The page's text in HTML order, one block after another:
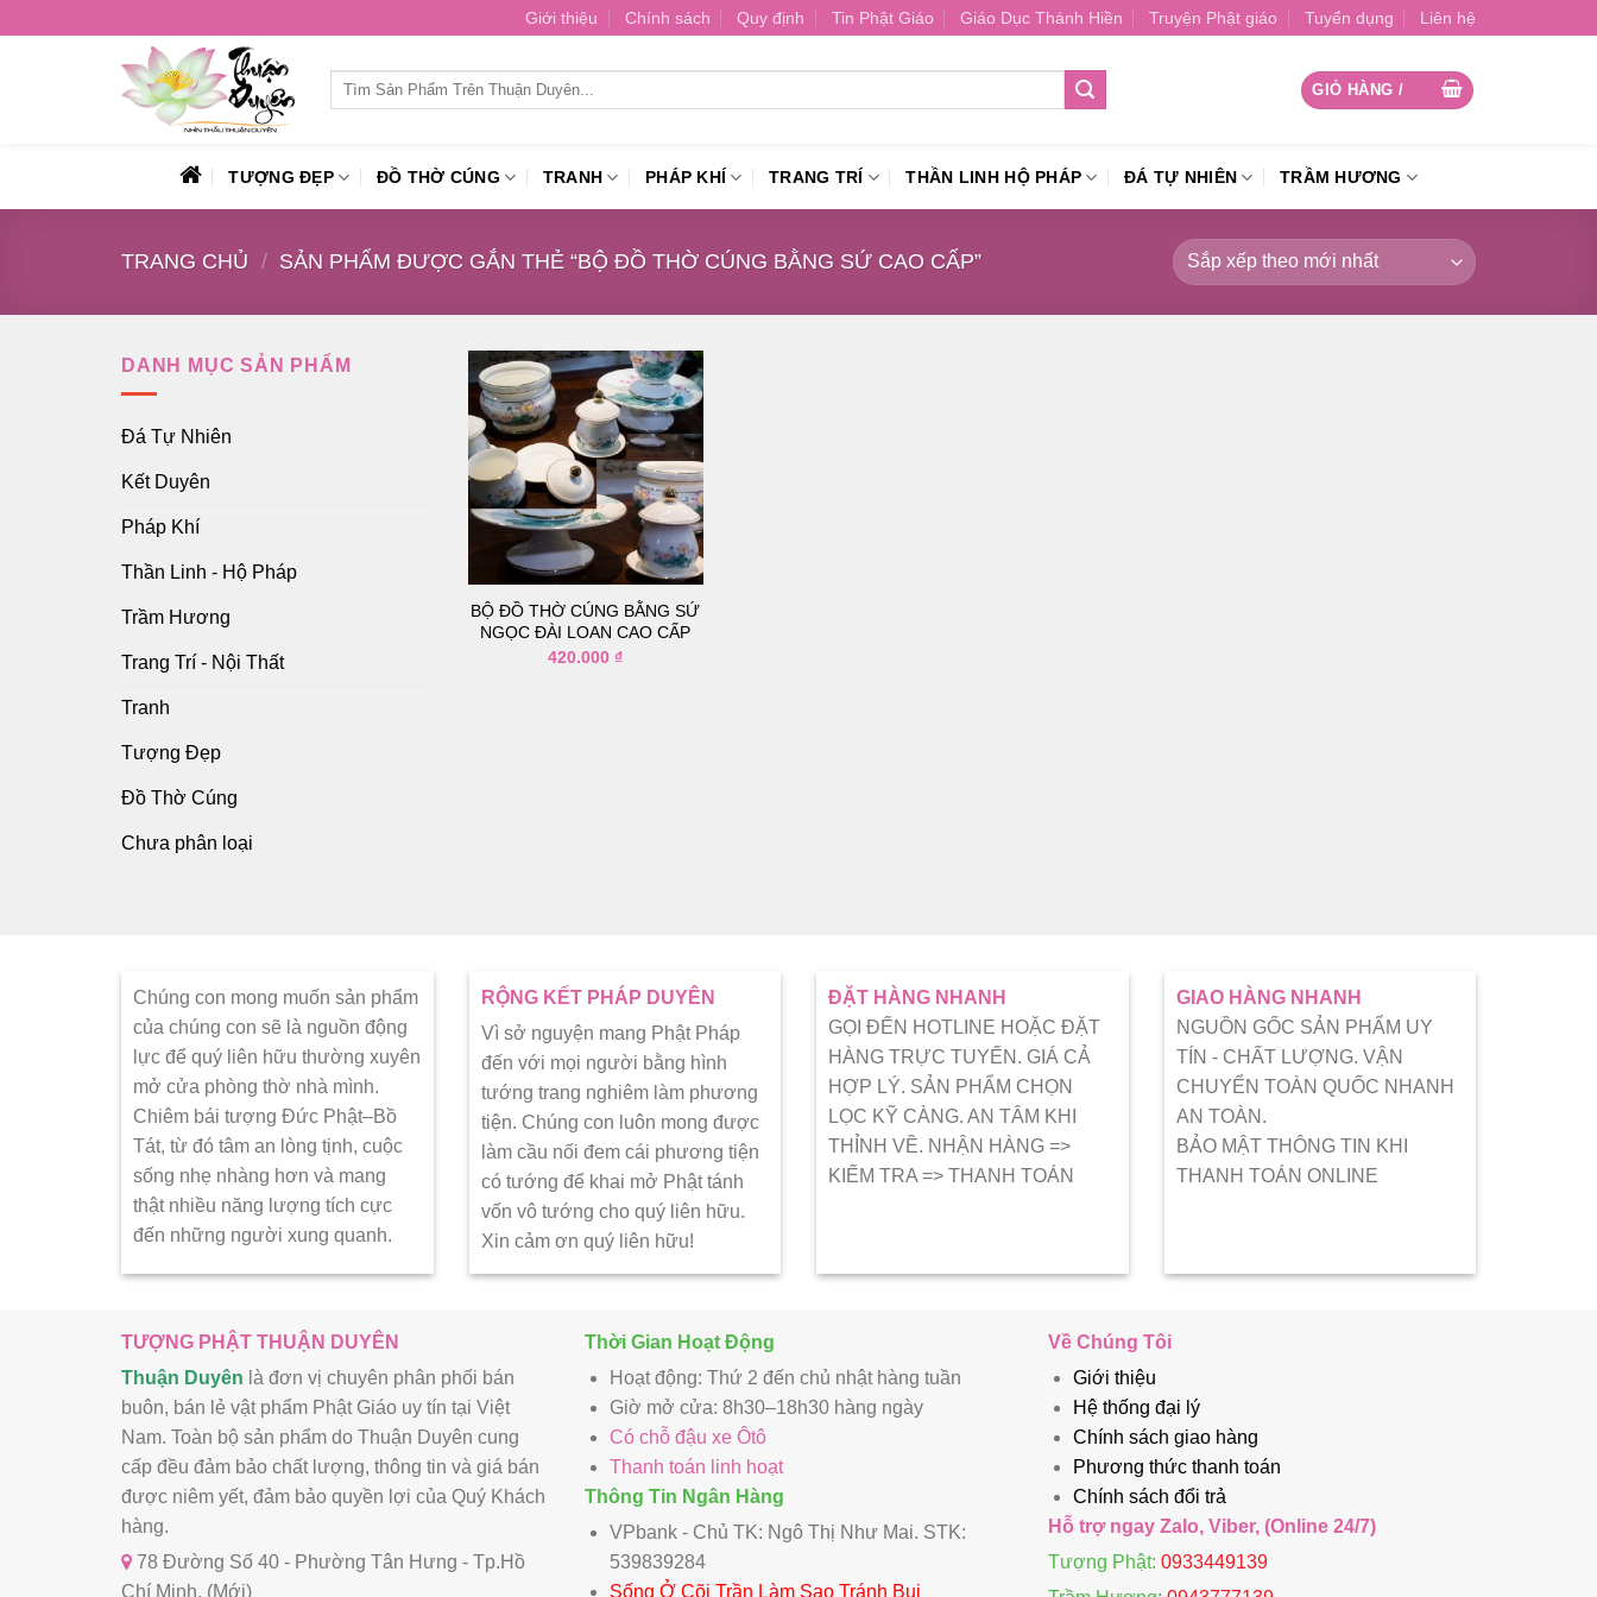
Giới thiệu Chính sách Quy định Tin Phật Giáo Giáo Dục Thánh Hiền Truyện Phật giáo Tuyển dụng Liên hệ
Tìm
GIỎ HÀNG /
TƯỢNG ĐẸP ĐỒ THỜ CÚNG TRANH PHÁP KHÍ TRANG TRÍ THẦN LINH HỘ PHÁP ĐÁ TỰ NHIÊN TRẦM HƯƠNG
TRANG CHỦ / SẢN PHẨM ĐƯỢC GẮN THẺ “BỘ ĐỒ THỜ CÚNG BẰNG SỨ CAO CẤP”
DANH MỤC SẢN PHẨM
Đá Tự Nhiên
Kết Duyên
Pháp Khí
Thần Linh - Hộ Pháp
Trầm Hương
Trang Trí - Nội Thất
Tranh
Tượng Đẹp
Đồ Thờ Cúng
Chưa phân loại
Thêm
vào
danh
sách
yêu
thích
BỘ ĐỒ THỜ CÚNG BẰNG SỨ
NGỌC ĐÀI LOAN CAO CẤP
420.000 ₫
Chúng con mong muốn sản phẩm
của chúng con sẽ là nguồn động
lực để quý liên hữu thường xuyên
mở cửa phòng thờ nhà mình.
Chiêm bái tượng Đức Phật–Bồ
Tát, từ đó tâm an lòng tịnh, cuộc
sống nhẹ nhàng hơn và mang
thật nhiều năng lượng tích cực
đến những người xung quanh.
RỘNG KẾT PHÁP DUYÊN
Vì sở nguyện mang Phật Pháp
đến với mọi người bằng hình
tướng trang nghiêm làm phương
tiện. Chúng con luôn mong được
làm cầu nối đem cái phương tiện
có tướng để khai mở Phật tánh
vốn vô tướng cho quý liên hữu.
Xin cảm ơn quý liên hữu!
ĐẶT HÀNG NHANH
GỌI ĐẾN HOTLINE HOẶC ĐẶT
HÀNG TRỰC TUYẾN. GIÁ CẢ
HỢP LÝ. SẢN PHẨM CHỌN
LỌC KỸ CÀNG. AN TÂM KHI
THỈNH VỀ. NHẬN HÀNG =>
KIẾM TRA => THANH TOÁN
GIAO HÀNG NHANH
NGUỒN GỐC SẢN PHẨM UY
TÍN - CHẤT LƯỢNG. VẬN
CHUYỂN TOÀN QUỐC NHANH
AN TOÀN.
BẢO MẬT THÔNG TIN KHI
THANH TOÁN ONLINE
TƯỢNG PHẬT THUẬN DUYÊN
Thuận Duyên là đơn vị chuyên phân phối bán
buôn, bán lẻ vật phẩm Phật Giáo uy tín tại Việt
Nam. Toàn bộ sản phẩm do Thuận Duyên cung
cấp đều đảm bảo chất lượng, thông tin và giá bán
được niêm yết, đảm bảo quyền lợi của Quý Khách
hàng.
78 Đường Số 40 - Phường Tân Hưng - Tp.Hồ
Chí Minh. (Mới)
Thời Gian Hoạt Động
Hoạt động: Thứ 2 đến chủ nhật hàng tuần
Giờ mở cửa: 8h30–18h30 hàng ngày
Có chỗ đậu xe Ôtô
Thanh toán linh hoạt
Thông Tin Ngân Hàng
VPbank - Chủ TK: Ngô Thị Như Mai. STK:
539839284
Sống Ở Cõi Trần Làm Sao Tránh Bụi
Về Chúng Tôi
Giới thiệu
Hệ thống đại lý
Chính sách giao hàng
Phương thức thanh toán
Chính sách đổi trả
Hỗ trợ ngay Zalo, Viber, (Online 24/7)
Tượng Phật: 0933449139